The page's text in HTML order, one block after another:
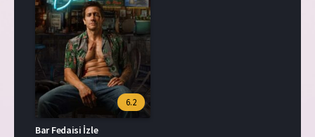
6.2
Bar Fedaisi İzle